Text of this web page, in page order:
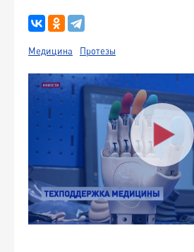
Медицина Протезы